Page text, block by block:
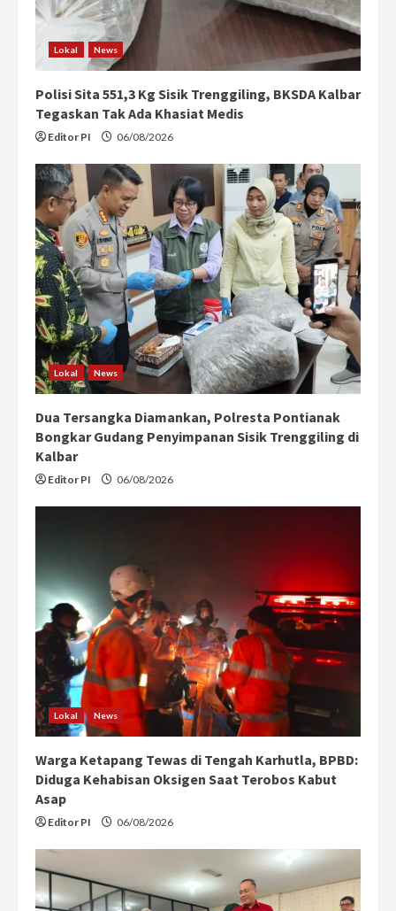
Lokal News
Polisi Sita 551,3 Kg Sisik Trenggiling, BKSDA Kalbar
Tegaskan Tak Ada Khasiat Medis
Editor PI 06/08/2026
Lokal News
Dua Tersangka Diamankan, Polresta Pontianak
Bongkar Gudang Penyimpanan Sisik Trenggiling di
Kalbar
Editor PI 06/08/2026
Lokal News
Warga Ketapang Tewas di Tengah Karhutla, BPBD:
Diduga Kehabisan Oksigen Saat Terobos Kabut
Asap
Editor PI 06/08/2026